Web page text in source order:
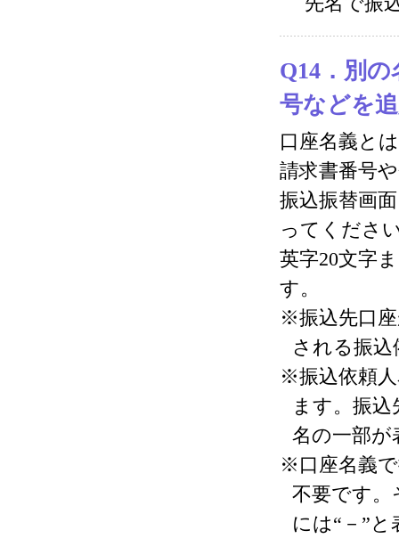
Q14．別
号などを
口座名義と
請求書番号
振込振替画
ってくださ
英字20文字
す。
※振込先口
される振
※振込依頼
ます。振
名の一部が
※口座名義
不要です。
には“－”